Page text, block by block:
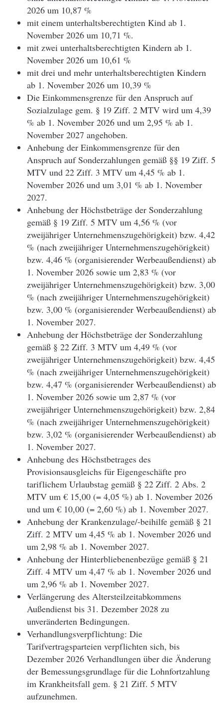
2026 um 10,87 %
mit einem unterhaltsberechtigten Kind ab 1.
November 2026 um 10,71 %.
mit zwei unterhaltsberechtigten Kindern ab 1.
November 2026 um 10,61 %
mit drei und mehr unterhaltsberechtigten Kindern
ab 1. November 2026 um 10,39 %
Die Einkommensgrenze für den Anspruch auf
Sozialzulage gem. § 19 Ziff. 2 MTV wird um 4,39
% ab 1. November 2026 und um 2,95 % ab 1.
November 2027 angehoben.
Anhebung der Einkommensgrenze für den
Anspruch auf Sonderzahlungen gemäß §§ 19 Ziff. 5
MTV und 22 Ziff. 3 MTV um 4,45 % ab 1.
November 2026 und um 3,01 % ab 1. November
2027.
Anhebung der Höchstbeträge der Sonderzahlung
gemäß § 19 Ziff. 5 MTV um 4,56 % (vor
zweijähriger Unternehmenszugehörigkeit) bzw. 4,42
% (nach zweijähriger Unternehmenszugehörigkeit)
bzw. 4,46 % (organisierender Werbeaußendienst) ab
1. November 2026 sowie um 2,83 % (vor
zweijähriger Unternehmenszugehörigkeit) bzw. 3,00
% (nach zweijähriger Unternehmenszugehörigkeit)
bzw. 3,00 % (organisierender Werbeaußendienst) ab
1. November 2027.
Anhebung der Höchstbeträge der Sonderzahlung
gemäß § 22 Ziff. 3 MTV um 4,49 % (vor
zweijähriger Unternehmenszugehörigkeit) bzw. 4,45
% (nach zweijähriger Unternehmenszugehörigkeit)
bzw. 4,47 % (organisierender Werbeaußendienst) ab
1. November 2026 sowie um 2,87 % (vor
zweijähriger Unternehmenszugehörigkeit) bzw. 2,84
% (nach zweijähriger Unternehmenszugehörigkeit)
bzw. 3,02 % (organisierender Werbeaußendienst) ab
1. November 2027.
Anhebung des Höchstbetrages des
Provisionsausgleichs für Eigengeschäfte pro
tariflichem Urlaubstag gemäß § 22 Ziff. 2 Abs. 2
MTV um € 15,00 (= 4,05 %) ab 1. November 2026
und um € 10,00 (= 2,60 %) ab 1. November 2027.
Anhebung der Krankenzulage/-beihilfe gemäß § 21
Ziff. 2 MTV um 4,45 % ab 1. November 2026 und
um 2,98 % ab 1. November 2027.
Anhebung der Hinterbliebenenbezüge gemäß § 21
Ziff. 4 MTV um 4,47 % ab 1. November 2026 und
um 2,96 % ab 1. November 2027.
Verlängerung des Altersteilzeitabkommens
Außendienst bis 31. Dezember 2028 zu
unveränderten Bedingungen.
Verhandlungsverpflichtung: Die
Tarifvertragsparteien verpflichten sich, bis
Dezember 2026 Verhandlungen über die Änderung
der Bemessungsgrundlage für die Lohnfortzahlung
im Krankheitsfall gem. § 21 Ziff. 5 MTV
aufzunehmen.